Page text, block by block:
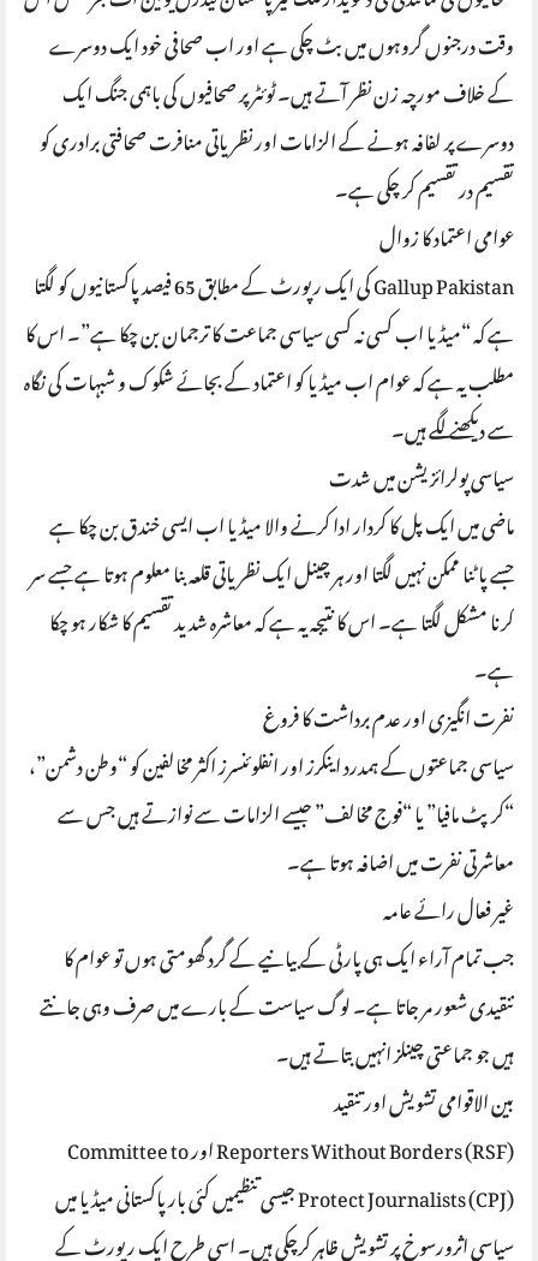
وقت درجنوں گروہوں میں بٹ چکی ہے اور اب صحافی خود ایک دوسرے
کے خلاف مورچہ زن نظر آتے ہیں۔ ٹوئٹر پر صحافیوں کی باہمی جنگ ایک
دوسرے پر لفافہ ہونے کے الزامات اور نظریاتی منافرت صحافتی برادری کو
تقسیم در تقسیم کر چکی ہے۔
عوامی اعتماد کا زوال
Gallup Pakistan کی ایک رپورٹ کے مطابق 65 فیصد پاکستانیوں کو لگتا
ہے کہ “میڈیا اب کسی نہ کسی سیاسی جماعت کا ترجمان بن چکا ہے”۔ اس کا
مطلب یہ ہے کہ عوام اب میڈیا کو اعتماد کے بجائے شکوک و شبہات کی نگاہ
سے دیکھنے لگے ہیں۔
سیاسی پولرائزیشن میں شدت
ماضی میں ایک پل کا کردار ادا کرنے والا میڈیا اب ایسی خندق بن چکا ہے
جسے پاٹنا ممکن نہیں لگتا اور ہر چینل ایک نظریاتی قلعہ بنا معلوم ہوتا ہے جسے سر
کرنا مشکل لگتا ہے۔ اس کا نتیجہ یہ ہے کہ معاشرہ شدید تقسیم کا شکار ہو چکا
ہے۔
نفرت انگیزی اور عدم برداشت کا فروغ
سیاسی جماعتوں کے ہمدرد اینکرز اور انفلوئنسرز اکثر مخالفین کو “وطن دشمن”،
“کرپٹ مافیا” یا “فوج مخالف” جیسے الزامات سے نوازتے ہیں جس سے
معاشرتی نفرت میں اضافہ ہوتا ہے۔
غیر فعال رائے عامہ
جب تمام آراء ایک ہی پارٹی کے بیانیے کے گرد گھومتی ہوں تو عوام کا
تنقیدی شعور مر جاتا ہے۔ لوگ سیاست کے بارے میں صرف وہی جانتے
ہیں جو جماعتی چینلز انہیں بتاتے ہیں۔
بین الاقوامی تشویش اور تنقید
Reporters Without Borders (RSF) اور Committee to
Protect Journalists (CPJ) جیسی تنظیمیں کئی بار پاکستانی میڈیا میں